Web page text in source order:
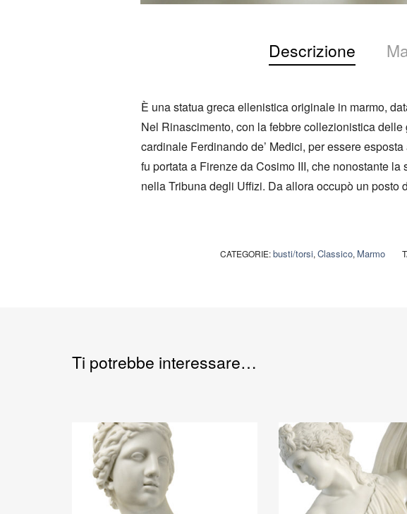
Descrizione
È una statua greca ellenistica originale in marmo,
Nel Rinascimento, con la febbre collezionistica
cardinale Ferdinando de’ Medici, per essere
fu portata a Firenze da Cosimo III, che nonostante
nella Tribuna degli Uffizi. Da allora occupò un
CATEGORIE:busti/torsi, Classico, Marmo
Ti potrebbe interessare…